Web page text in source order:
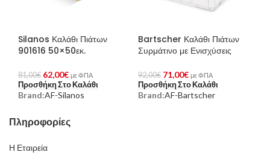
Silanos Καλάθι Πιάτων
901616 50×50εκ.
81,00€ 62,00€ με ΦΠΑ
Προσθήκη Στο Καλάθι
Brand:AF-Silanos
Bartscher Καλάθι Πιάτων
Συρμάτινο με Ενισχύσεις
92,00€ 71,00€ με ΦΠΑ
Προσθήκη Στο Καλάθι
Brand:AF-Bartscher
Πληροφορίες
Η Εταιρεία